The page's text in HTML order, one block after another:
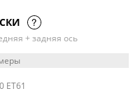
+ задняя ось
ET61